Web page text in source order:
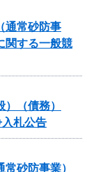
通常砂防事
関する一般競
（債務）
札公告
砂防事業）